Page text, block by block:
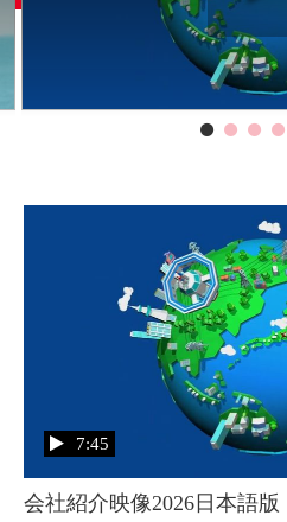
会社紹介映像2026日本語版
7:45